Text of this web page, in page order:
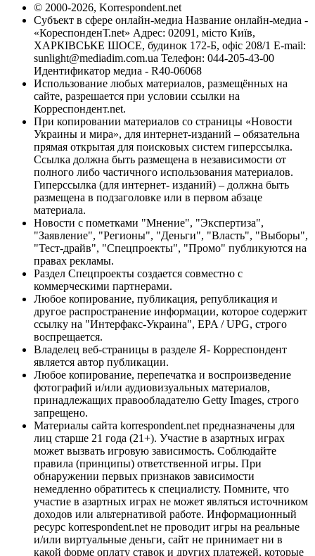
© 2000-2026, Korrespondent.net
Субъект в сфере онлайн-медиа Название онлайн-медиа -
«КореспонденТ.net» Адрес: 02091, місто Київ,
ХАРКІВСЬКЕ ШОСЕ, будинок 172-Б, офіс 208/1 E-mail:
sunlight@mediadim.com.ua Телефон: 044-205-43-00
Идентификатор медиа - R40-06068
Использование любых материалов, размещённых на
сайте, разрешается при условии ссылки на
Корреспондент.net.
При копировании материалов со страницы «Новости
Украины и мира», для интернет-изданий – обязательна
прямая открытая для поисковых систем гиперссылка.
Ссылка должна быть размещена в независимости от
полного либо частичного использования материалов.
Гиперссылка (для интернет- изданий) – должна быть
размещена в подзаголовке или в первом абзаце
материала.
Новости с пометками "Мнение", "Экспертиза",
"Заявление", "Регионы", "Деньги", "Власть", "Выборы",
"Тест-драйв", "Спецпроекты", "Промо" публикуются на
правах рекламы.
Раздел Спецпроекты создается совместно с
коммерческими партнерами.
Любое копирование, публикация, републикация и
другое распространение информации, которое содержит
ссылку на "Интерфакс-Украина", EPA / UPG, строго
воспрещается.
Владелец веб-страницы в разделе Я- Корреспондент
является автор публикации.
Любое копирование, перепечатка и воспроизведение
фотографий и/или аудиовизуальных материалов,
принадлежащих правообладателю Getty Images, строго
запрещено.
Материалы сайта korrespondent.net предназначены для
лиц старше 21 года (21+). Участие в азартных играх
может вызвать игровую зависимость. Соблюдайте
правила (принципы) ответственной игры. При
обнаружении первых признаков зависимости
немедленно обратитесь к специалисту. Помните, что
участие в азартных играх не может являться источником
доходов или альтернативой работе. Информационный
ресурс korrespondent.net не проводит игры на реальные
и/или виртуальные деньги, сайт не принимает ни в
какой форме оплату ставок и других платежей, которые